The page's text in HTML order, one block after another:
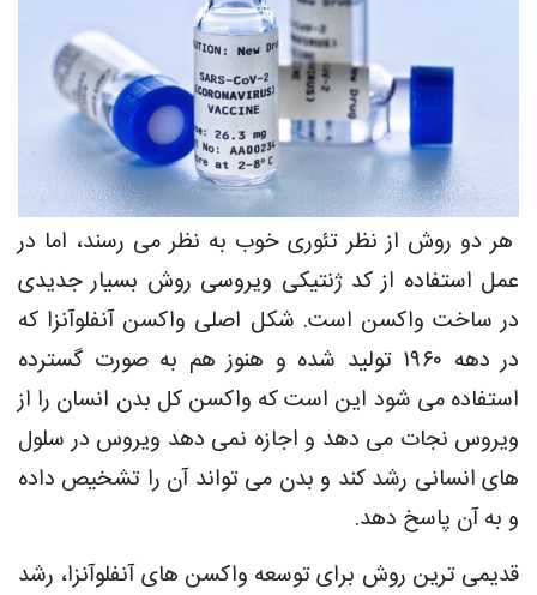
هر دو روش از نظر تئوری خوب به نظر می رسند، اما در
عمل استفاده از کد ژنتیکی ویروسی روش بسیار جدیدی
در ساخت واکسن است. شکل اصلی واکسن آنفلوآنزا که
در دهه ۱۹۶۰ تولید شده و هنوز هم به صورت گسترده
استفاده می شود این است که واکسن کل بدن انسان را از
ویروس نجات می دهد و اجازه نمی دهد ویروس در سلول
های انسانی رشد کند و بدن می تواند آن را تشخیص داده
و به آن پاسخ دهد.
قدیمی ترین روش برای توسعه واکسن های آنفلوآنزا، رشد